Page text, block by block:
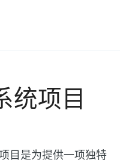
统项目
目是为提供一项独特